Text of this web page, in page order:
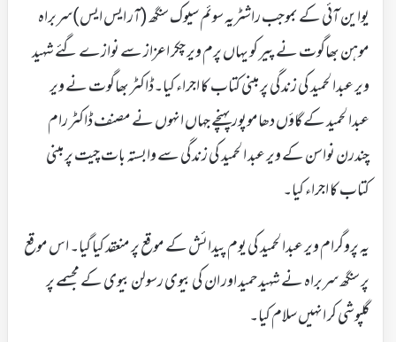
یواین آئی کے بموجب راشٹریہ سوئم سیوک سنگھ (آر ایس ایس)سربراہ
موہن بھاگوت نے پیر کو یہاں پرم ویر چکر اعزاز سے نوازے گئے شہید
ویر عبدالحمید کی زندگی پر مبنی کتاب کا اجراء کیا۔ڈاکٹر بھاگوت نے ویر
عبدالحمید کے گاؤں دھاموپور پہنچے جہاں انہوں نے مصنف ڈاکٹر رام
چندرن نواسن کے ویر عبد الحمید کی زندگی سے وابستہ بات چیت پر مبنی
کتاب کا اجراء کیا۔
یہ پروگرام ویر عبدالحمید کی یوم پیدائش کے موقع پر منعقد کیا گیا۔ اس موقع
پر سنگھ سربراہ نے شہید حمید اور ان کی بیوی رسولن بیوی کے مجسمے پر
گلپوشی کر انہیں سلام کیا۔